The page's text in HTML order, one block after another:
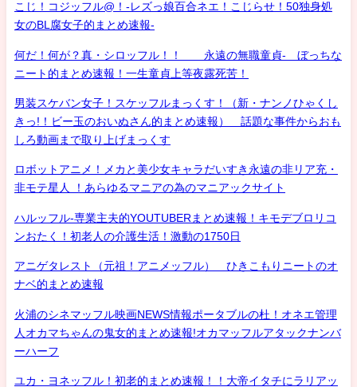
こじ！コジッフル@！-レズっ娘百合ネエ！こじらせ！50独身処
女のBL腐女子的まとめ速報-
何だ！何が？真・シロッフル！！ 永遠の無職童貞- ぼっちな
ニート的まとめ速報！一生童貞上等夜露死苦！
男装スケバン女子！スケッフルまっくす！（新・ナンノひゃくし
きっ!！ビー玉のおいぬさん的まとめ速報） 話題な事件からおも
しろ動画まで取り上げまっくす
ロボットアニメ！メカと美少女キャラだいすき永遠の非リア充・
非モテ星人 ！あらゆるマニアの為のマニアックサイト
ハルッフル-専業主夫的YOUTUBERまとめ速報！キモデブロリコ
ンおたく！初老人の介護生活！激動の1750日
アニゲタレスト（元祖！アニメッフル） ひきこもりニートのオ
ナベ的まとめ速報
火浦のシネマッフル映画NEWS情報ポータブルの杜！オネエ管理
人オカマちゃんの鬼女的まとめ速報!オカマッフルアタックナンバ
ーハーフ
ユカ・ヨネッフル！初老的まとめ速報！！大帝イタチにラリアッ